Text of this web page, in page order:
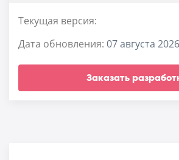
Текущая версия:
Дата обновления: 07 августа 2026
Заказать